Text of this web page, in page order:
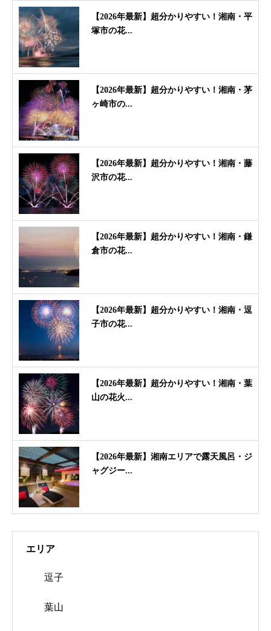
【2026年最新】超分かりやすい！湘南・平
塚市の花...
【2026年最新】超分かりやすい！湘南・茅
ヶ崎市の...
【2026年最新】超分かりやすい！湘南・藤
沢市の花...
【2026年最新】超分かりやすい！湘南・鎌
倉市の花...
【2026年最新】超分かりやすい！湘南・逗
子市の花...
【2026年最新】超分かりやすい！湘南・葉
山の花火...
【2026年最新】湘南エリアで露天風呂・ジ
ャグジー...
エリア
逗子
葉山